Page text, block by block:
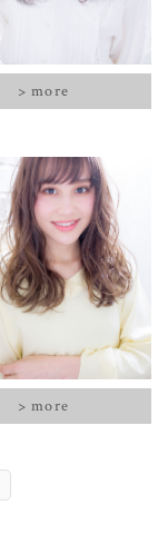
> more
> more